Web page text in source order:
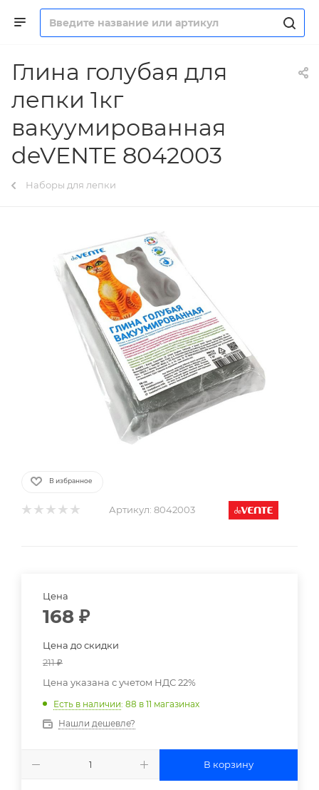
Глина голубая для
лепки 1кг
вакуумированная
deVENTE 8042003
Наборы для лепки
В избранное
Артикул: 8042003
Цена
168 ₽
Цена до скидки
211₽
Цена указана с учетом НДС 22%
Есть в наличии: 88 в 11 магазинах
Нашли дешевле?
В корзину